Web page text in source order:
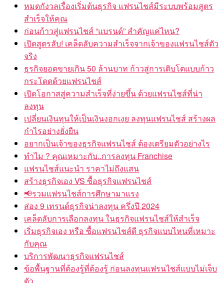
หมดกังวลเรื่องเริ่มต้นธุรกิจ แฟรนไชส์มีระบบพร้อมสูตร
สำเร็จให้คุณ
ก่อนก้าวสู่แฟรนไชส์ “แบรนด์” สำคัญแค่ไหน?
เปิดสูตรลับ! เคล็ดลับความสำเร็จจากเจ้าของแฟรนไชส์ตัว
จริง
ธุรกิจยอดขายเกิน 50 ล้านบาท ก้าวสู่การเติบโตแบบก้าว
กระโดดด้วยแฟรนไชส์
เปิดโอกาสสู่ความสำเร็จที่ง่ายขึ้น ด้วยแฟรนไชส์ที่น่า
ลงทุน
เปลี่ยนเงินทุนให้เป็นเงินงอกเงย ลงทุนแฟรนไชส์ สร้างผล
กำไรอย่างยั่งยืน
อยากเป็นเจ้าของธุรกิจแฟรนไชส์ ต้องเตรียมตัวอย่างไร
ทำไม ? คุณเหมาะกับ..การลงทุน Franchise
แฟรนไชส์แนะนำ ราคาไม่ถึงแสน
สร้างธุรกิจเอง VS ซื้อธุรกิจแฟรนไชส์
รวมแฟรนไชส์การศึกษามาแรง
ส่อง 9 เทรนด์ธุรกิจน่าลงทุน ครึ่งปี 2024
เคล็ดลับการเลือกลงทุน ในธุรกิจแฟรนไชส์ให้สำเร็จ
เริ่มธุรกิจเอง หรือ ซื้อแฟรนไชส์ดี ธุรกิจแบบไหนที่เหมาะ
กับคุณ
บริการพัฒนาธุรกิจแฟรนไชส์
ข้อพื้นฐานที่ต้องรู้ที่ต้องรู้ ก่อนลงทุนแฟรนไชส์แบบไม่เจ็บ
ตัว